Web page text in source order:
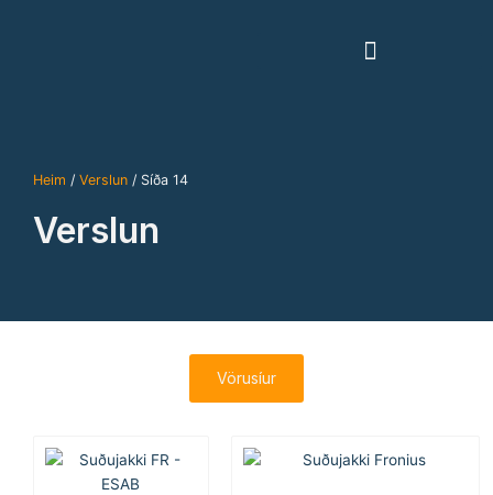
Heim / Verslun / Síða 14
Verslun
Vörusíur